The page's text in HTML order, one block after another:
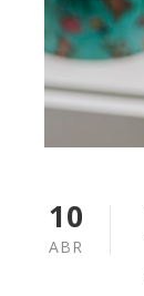
10
ABR